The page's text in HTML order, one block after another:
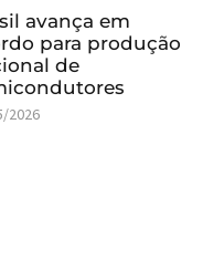
avança em
para produção
de
2026